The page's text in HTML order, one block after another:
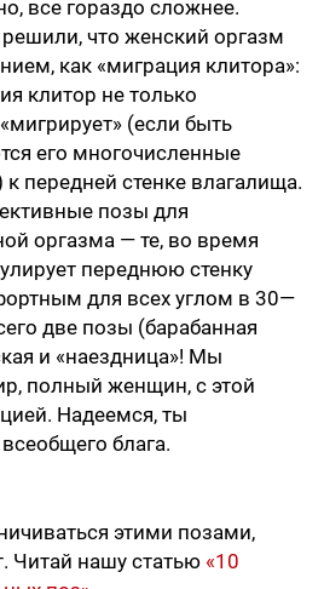
все гораздо сложнее.
что женский оргазм
как «миграция клитора»:
клитор не только
(если быть
его многочисленные
передней стенке влагалища.
позы для
оргазма — те, во время
переднюю стенку
для всех углом в 30—
две позы (барабанная
и «наездница»! Мы
полный женщин, с этой
Надеемся, ты
блага.
этими позами,
Читай нашу статью «10